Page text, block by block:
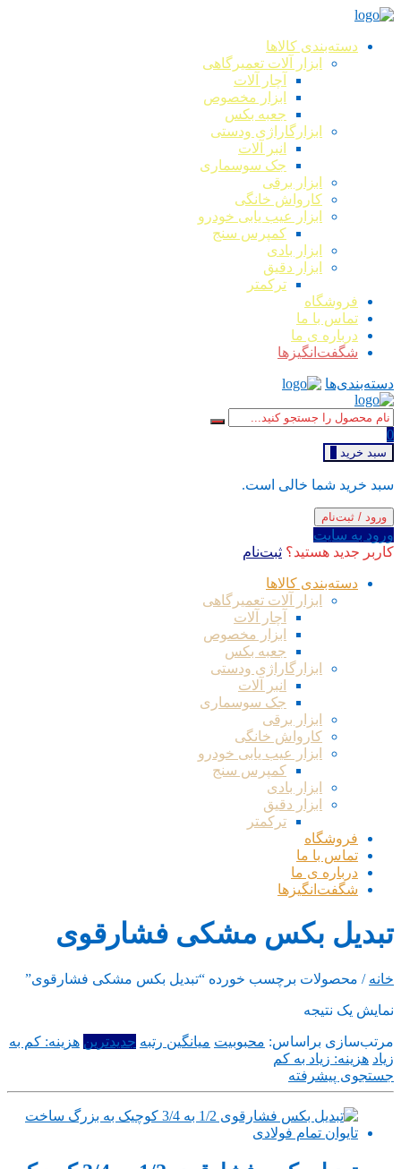
دسته‌بندی کالاها
ابزار آلات تعمیرگاهی
آچار آلات
ابزار مخصوص
جعبه بکس
ابزارگاراژی ودستی
انبر آلات
جک سوسماری
ابزار برقی
کارواش خانگی
ابزار عیب یابی خودرو
کمپرس سنج
ابزار بادی
ابزار دقیق
ترکمتر
فروشگاه
تماس با ما
درباره ی ما
شگفت‌انگیزها
دسته‌بندی‌ها
0
سبد خرید
سبد خرید شما خالی است.
ورود / ثبت‌نام
ورود به سایت
کاربر جدید هستید؟ ثبت‌نام
دسته‌بندی کالاها
ابزار آلات تعمیرگاهی
آچار آلات
ابزار مخصوص
جعبه بکس
ابزارگاراژی ودستی
انبر آلات
جک سوسماری
ابزار برقی
کارواش خانگی
ابزار عیب یابی خودرو
کمپرس سنج
ابزار بادی
ابزار دقیق
ترکمتر
فروشگاه
تماس با ما
درباره ی ما
شگفت‌انگیزها
تبدیل بکس مشکی فشارقوی
خانه / محصولات برچسب خورده “تبدیل بکس مشکی فشارقوی”
نمایش یک نتیجه
مرتب‌سازی براساس: محبوبیت میانگین رتبه جدیدترین هزینه: کم به
زیاد هزینه: زیاد به کم
جستجوی پیشرفته